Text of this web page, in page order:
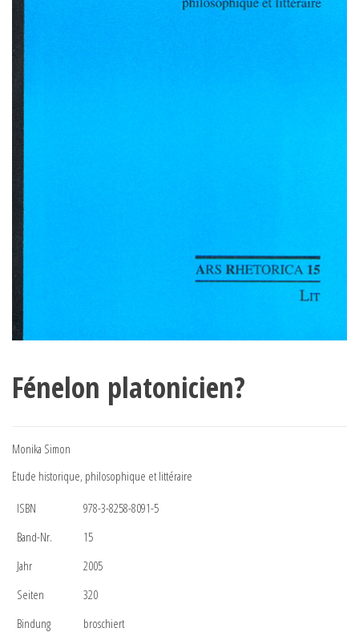
Fénelon platonicien?
Monika Simon
Etude historique, philosophique et littéraire
ISBN
978-3-8258-8091-5
Band-Nr.
15
Jahr
2005
Seiten
320
Bindung
broschiert